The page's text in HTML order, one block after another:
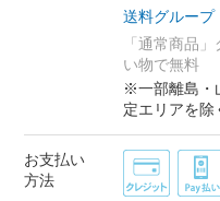
送料グループ
「通常商品
い物で無料
※一部離島・
定エリアを除
お支払い
方法